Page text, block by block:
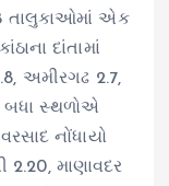
તાલુકાઓમાં એક
દાંતામાં
અમીરગઢ 2.7,
બધા સ્થળોએ
નોંધાયો
2.20, માણાવદર